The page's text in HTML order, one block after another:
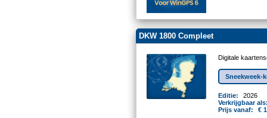
DKW 1800 Compleet
Digitale
Sneekweek-
Editie:
2026
Verkrijgbaar
Prijs vanaf:
€